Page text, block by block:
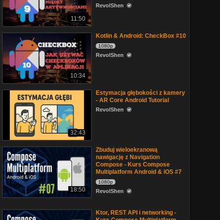
11:50
RevolShen
10:34
Kotlin & Android: CheckBox #10
1080p
RevolShen
32:43
Estymacja głębokości z kamery
- AR Core Android Tutorial
RevolShen
18:50
Zbuduj wieloekranową
nawigację z Navigation
Compose - Kurs Compose
Multiplatform Android & iOS #7
1080p
RevolShen
Ktor, REST API i networking -